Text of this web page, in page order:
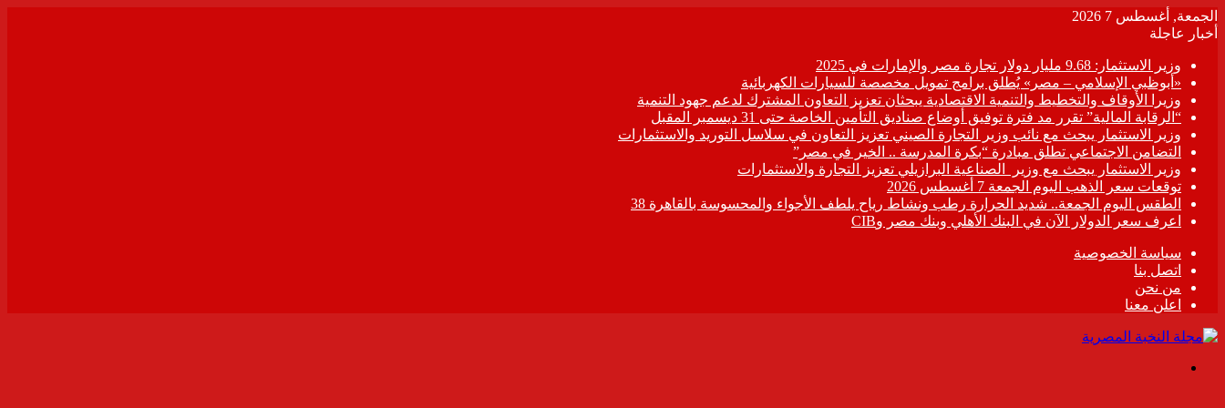
الجمعة, أغسطس 7 2026
أخبار عاجلة
وزير الاستثمار: 9.68 مليار دولار تجارة مصر والإمارات في 2025
«أبوظبي الإسلامي – مصر» يُطلق برامج تمويل مخصصة للسيارات الكهربائية
وزيرا الأوقاف والتخطيط والتنمية الاقتصادية يبحثان تعزيز التعاون المشترك لدعم جهود التنمية
“الرقابة المالية” تقرر مد فترة توفيق أوضاع صناديق التأمين الخاصة حتى 31 ديسمبر المقبل
وزير الاستثمار يبحث مع نائب وزير التجارة الصيني تعزيز التعاون في سلاسل التوريد والاستثمارات
التضامن الاجتماعي تطلق مبادرة “بكرة المدرسة .. الخير في مصر”
وزير الاستثمار يبحث مع وزير الصناعية البرازيلي تعزيز التجارة والاستثمارات
توقعات سعر الذهب اليوم الجمعة 7 أغسطس 2026
الطقس اليوم الجمعة.. شديد الحرارة رطب ونشاط رياح يلطف الأجواء والمحسوسة بالقاهرة 38
اعرف سعر الدولار الآن في البنك الأهلي وبنك مصر وCIB
سياسة الخصوصية
اتصل بنا
من نحن
اعلن معنا